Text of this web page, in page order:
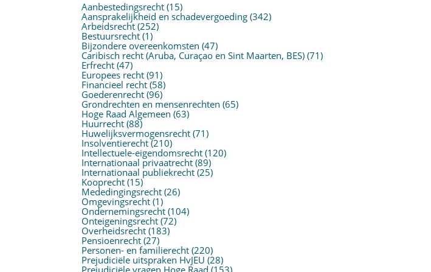
Aanbestedingsrecht (15)
Aansprakelijkheid en schadevergoeding (342)
Arbeidsrecht (252)
Bestuursrecht (1)
Bijzondere overeenkomsten (47)
Caribisch recht (Aruba, Curaçao en Sint Maarten, BES) (71)
Erfrecht (47)
Europees recht (91)
Financieel recht (58)
Goederenrecht (96)
Grondrechten en mensenrechten (65)
Hoge Raad Algemeen (63)
Huurrecht (88)
Huwelijksvermogensrecht (71)
Insolventierecht(210)
Intellectuele-eigendomsrecht (120)
Internationaal privaatrecht (89)
Internationaal publiekrecht (25)
Kooprecht (15)
Mededingingsrecht (26)
Omgevingsrecht (1)
Ondernemingsrecht (104)
Onteigeningsrecht (72)
Overheidsrecht (183)
Pensioenrecht (27)
Personen- en familierecht (220)
Prejudiciële uitspraken HvJEU (28)
Prejudiciële vragen Hoge Raad (153)